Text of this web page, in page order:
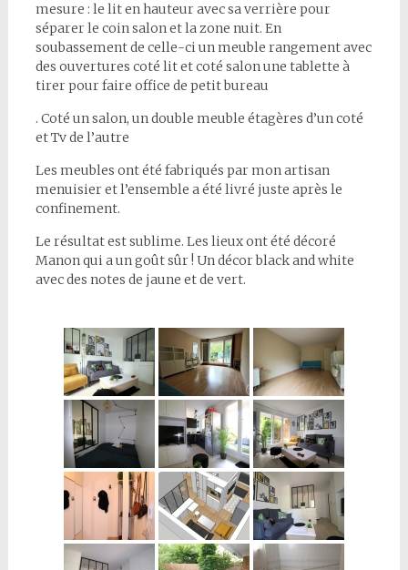
mesure : le lit en hauteur avec sa verrière pour
séparer le coin salon et la zone nuit. En
soubassement de celle-ci un meuble rangement avec
des ouvertures coté lit et coté salon une tablette à
tirer pour faire office de petit bureau
. Coté un salon, un double meuble étagères d’un coté
et Tv de l’autre
Les meubles ont été fabriqués par mon artisan
menuisier et l’ensemble a été livré juste après le
confinement.
Le résultat est sublime. Les lieux ont été décoré
Manon qui a un goût sûr ! Un décor black and white
avec des notes de jaune et de vert.